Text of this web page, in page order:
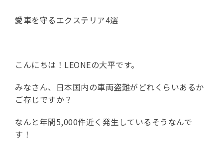
愛車を守るエクステリア4選
こんにちは！LEONEの大平です。
みなさん、日本国内の車両盗難がどれくらいあるか
ご存じですか？
なんと年間5,000件近く発生しているそうなんで
す！